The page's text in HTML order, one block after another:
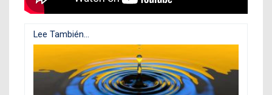
Lee También...